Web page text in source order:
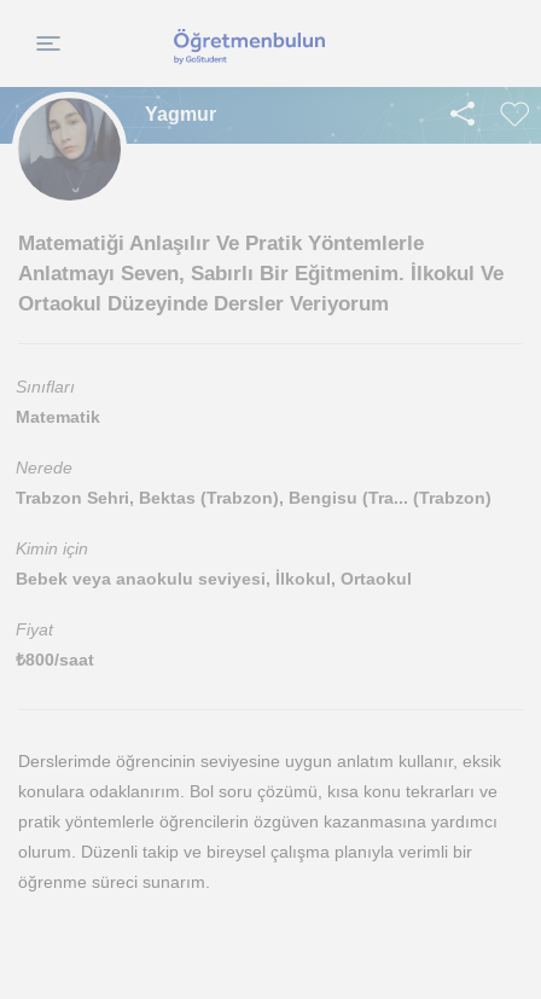
Yagmur
Matematiği Anlaşılır Ve Pratik Yöntemlerle
Anlatmayı Seven, Sabırlı Bir Eğitmenim. İlkokul Ve
Ortaokul Düzeyinde Dersler Veriyorum
Sınıfları
Matematik
Nerede
Trabzon Sehri, Bektas (Trabzon), Bengisu (Tra... (Trabzon)
Kimin için
Bebek veya anaokulu seviyesi, İlkokul, Ortaokul
Fiyat
₺800/saat
Derslerimde öğrencinin seviyesine uygun anlatım kullanır, eksik
konulara odaklanırım. Bol soru çözümü, kısa konu tekrarları ve
pratik yöntemlerle öğrencilerin özgüven kazanmasına yardımcı
olurum. Düzenli takip ve bireysel çalışma planıyla verimli bir
öğrenme süreci sunarım.